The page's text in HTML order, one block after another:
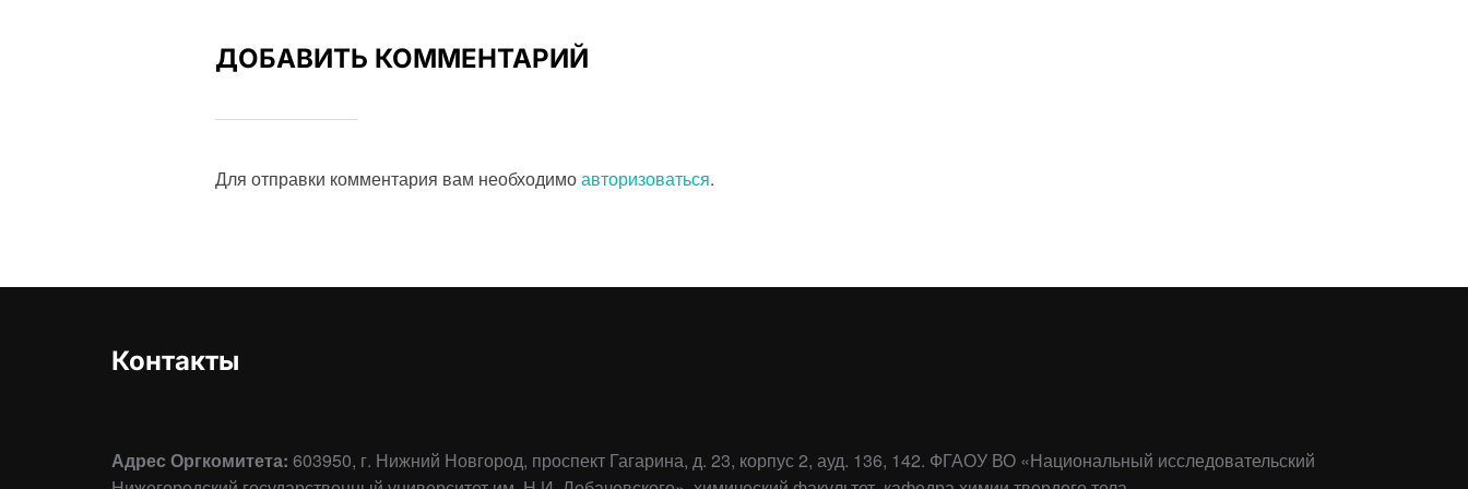
ДОБАВИТЬ КОММЕНТАРИЙ
Для отправки комментария вам необходимоавторизоваться.
Контакты
Адрес Оргкомитета: 603950, г. Нижний Новгород, проспект Гагарина, д. 23, корпус 2, ауд. 136, 142. ФГАОУ ВО «Национальный исследовательский